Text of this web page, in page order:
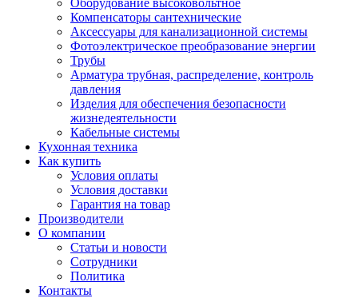
Оборудование высоковольтное
Компенсаторы сантехнические
Аксессуары для канализационной системы
Фотоэлектрическое преобразование энергии
Трубы
Арматура трубная, распределение, контроль
давления
Изделия для обеспечения безопасности
жизнедеятельности
Кабельные системы
Кухонная техника
Как купить
Условия оплаты
Условия доставки
Гарантия на товар
Производители
О компании
Статьи и новости
Сотрудники
Политика
Контакты